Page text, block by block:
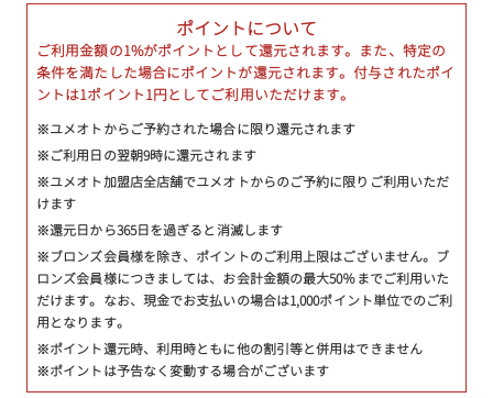
ポイントについて
ご利用金額の1%がポイントとして還元されます。また、特定の
条件を満たした場合にポイントが還元されます。付与されたポイ
ントは1ポイント1円としてご利用いただけます。
※ユメオトからご予約された場合に限り還元されます
※ご利用日の翌朝9時に還元されます
※ユメオト加盟店全店舗でユメオトからのご予約に限りご利用いただ
けます
※還元日から365日を過ぎると消滅します
※ブロンズ会員様を除き、ポイントのご利用上限はございません。ブ
ロンズ会員様につきましては、お会計金額の最大50％までご利用いた
だけます。なお、現金でお支払いの場合は1,000ポイント単位でのご利
用となります。
※ポイント還元時、利用時ともに他の割引等と併用はできません
※ポイントは予告なく変動する場合がございます